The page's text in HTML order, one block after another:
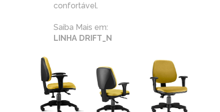
confortável.
Saiba Mais em:
LINHA DRIFT_N